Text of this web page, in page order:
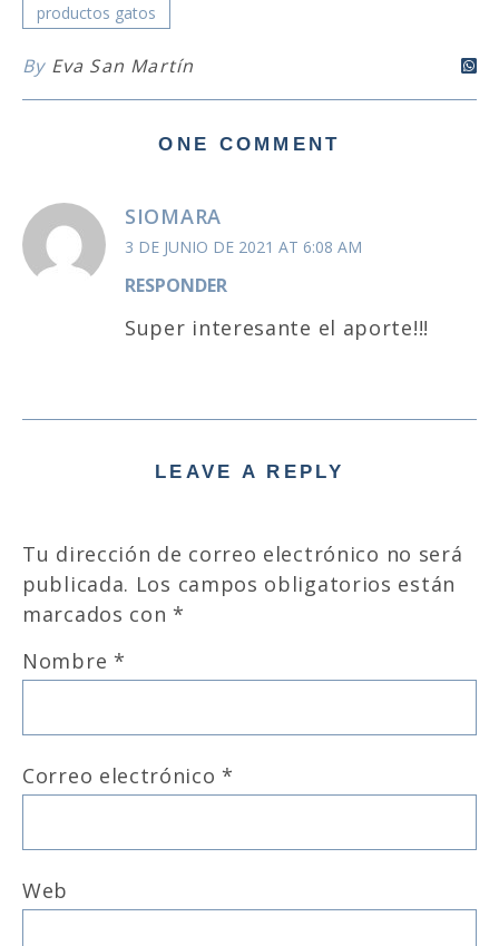
productos gatos
By Eva San Martín
ONE COMMENT
SIOMARA
3 DE JUNIO DE 2021 AT 6:08 AM
RESPONDER
Super interesante el aporte!!!
LEAVE A REPLY
Tu dirección de correo electrónico no será
publicada. Los campos obligatorios están
marcados con *
Nombre *
Correo electrónico *
Web